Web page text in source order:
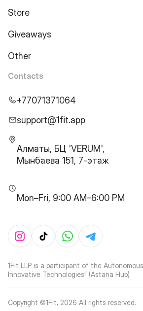
Store
Giveaways
Other
Contacts
+77071371064
support@1fit.app
Алматы, БЦ 'VERUM',
Мынбаева 151, 7-этаж
Mon–Fri, 9:00 AM–6:00 PM
1Fit LLP is a participant of the
Innovative Technologies” (Astana Hub)
Copyright ©1Fit, 2026 All rights reserved.